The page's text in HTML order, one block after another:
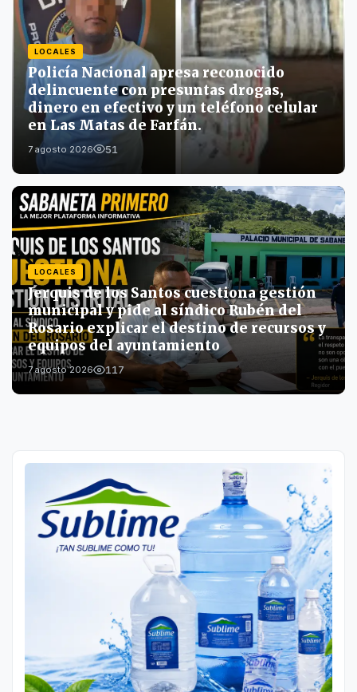
LOCALES
Policía Nacional apresa reconocido
delincuente con presuntas drogas,
dinero en efectivo y un teléfono celular
en Las Matas de Farfán.
7 agosto 2026 51
LOCALES
Jerquis de los Santos cuestiona gestión
municipal y pide al síndico Rubén del
Rosario explicar el destino de recursos y
equipos del ayuntamiento
7 agosto 2026 117